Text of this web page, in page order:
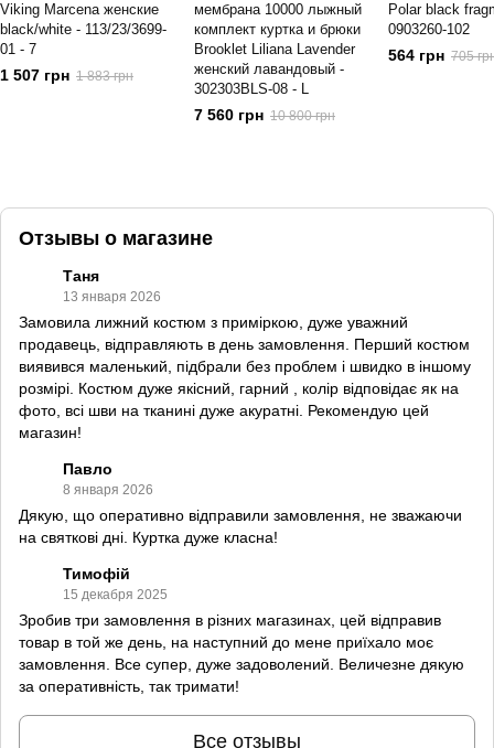
Viking Marcena женские
black/white - 113/23/3699-
01 - 7
1 507 грн 1 883 грн
мембрана 10000 лыжный
комплект куртка и брюки
Brooklet Liliana Lavender
женский лавандовый -
302303BLS-08 - L
7 560 грн 10 800 грн
Polar black
0903260-102
564 грн 705
Отзывы о магазине
Таня
13 января 2026
Замовила лижний костюм з приміркою, дуже уважний
продавець, відправляють в день замовлення. Перший костюм
виявився маленький, підбрали без проблем і швидко в іншому
розмірі. Костюм дуже якісний, гарний , колір відповідає як на
фото, всі шви на тканині дуже акуратні. Рекомендую цей
магазин!
Павло
8 января 2026
Дякую, що оперативно відправили замовлення, не зважаючи
на святкові дні. Куртка дуже класна!
Тимофій
15 декабря 2025
Зробив три замовлення в різних магазинах, цей відправив
товар в той же день, на наступний до мене приїхало моє
замовлення. Все супер, дуже задоволений. Величезне дякую
за оперативність, так тримати!
Все отзывы